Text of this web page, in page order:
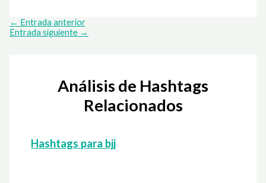
← Entrada anterior
Entrada siguiente →
Análisis de Hashtags
Relacionados
Hashtags para bjj